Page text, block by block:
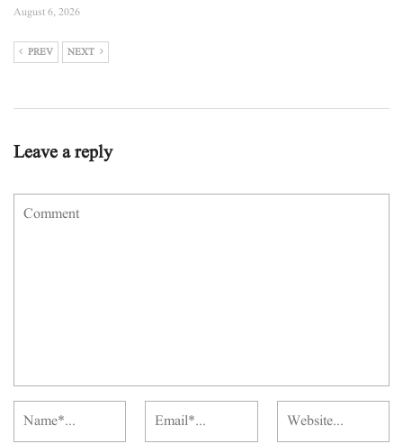
August 6, 2026
PREV NEXT
Leave a reply